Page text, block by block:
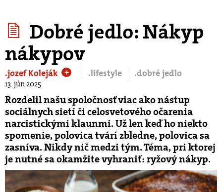
Dobré jedlo: Nákyp
nákypov
.jozef Koleják + .lifestyle .dobré jedlo
13. jún 2025
Rozdelil našu spoločnosť viac ako nástup
sociálnych sietí či celosvetového očarenia
narcistickými klaunmi. Už len keď ho niekto
spomenie, polovica tvárí zbledne, polovica sa
zasníva. Nikdy nič medzi tým. Téma, pri ktorej
je nutné sa okamžite vyhraniť: ryžový nákyp.